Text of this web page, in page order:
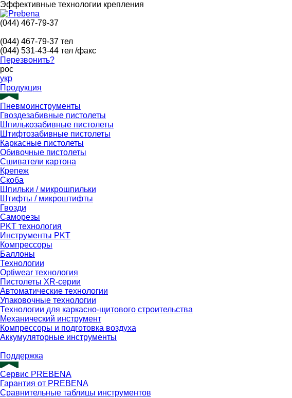
Эффективные технологии крепления
(044) 467-79-37
(044) 467-79-37 тел
(044) 531-43-44 тел /факс
Перезвонить?
рос
укр
Продукция
Пневмоинструменты
Гвоздезабивные пистолеты
Шпилькозабивные пистолеты
Штифтозабивные пистолеты
Каркасные пистолеты
Обивочные пистолеты
Сшиватели картона
Крепеж
Скоба
Шпильки / микрошпильки
Штифты / микроштифты
Гвозди
Саморезы
PKT технология
Инструменты PKT
Компрессоры
Баллоны
Технологии
Optiwear технология
Пистолеты XR-серии
Автоматические технологии
Упаковочные технологии
Технологии для каркасно-щитового строительства
Механический инструмент
Компрессоры и подготовка воздуха
Аккумуляторные инструменты
Поддержка
Сервис PREBENA
Гарантия от PREBENA
Сравнительные таблицы инструментов